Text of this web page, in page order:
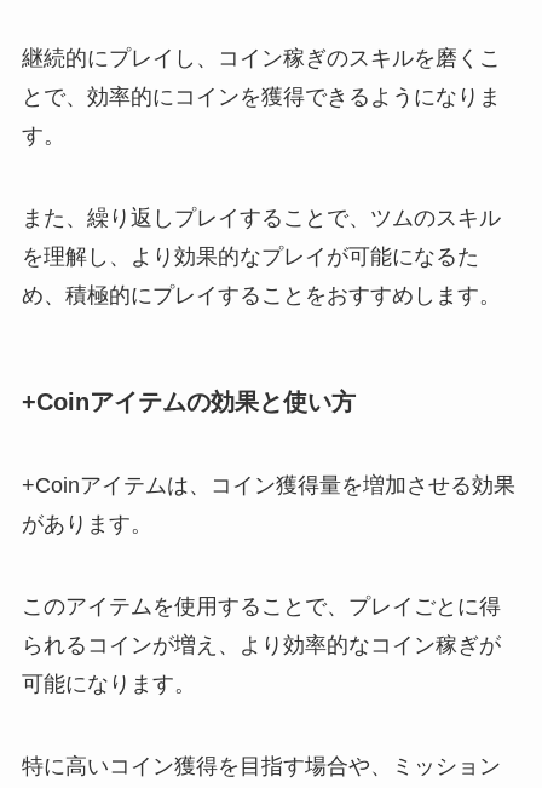
継続的にプレイし、コイン稼ぎのスキルを磨くこ
とで、効率的にコインを獲得できるようになりま
す。
また、繰り返しプレイすることで、ツムのスキル
を理解し、より効果的なプレイが可能になるた
め、積極的にプレイすることをおすすめします。
+Coinアイテムの効果と使い方
+Coinアイテムは、コイン獲得量を増加させる効果
があります。
このアイテムを使用することで、プレイごとに得
られるコインが増え、より効率的なコイン稼ぎが
可能になります。
特に高いコイン獲得を目指す場合や、ミッション